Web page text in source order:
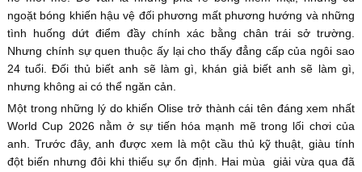
ngoặt bóng khiến hậu vệ đối phương mất phương hướng và những
tình huống dứt điểm đầy chính xác bằng chân trái sở trường.
Nhưng chính sự quen thuộc ấy lại cho thấy đẳng cấp của ngôi sao
24 tuổi. Đối thủ biết anh sẽ làm gì, khán giả biết anh sẽ làm gì,
nhưng không ai có thể ngăn cản.
Một trong những lý do khiến Olise trở thành cái tên đáng xem nhất
World Cup 2026 nằm ở sự tiến hóa mạnh mẽ trong lối chơi của
anh. Trước đây, anh được xem là một cầu thủ kỹ thuật, giàu tính
đột biến nhưng đôi khi thiếu sự ổn định. Hai mùa giải vừa qua đã